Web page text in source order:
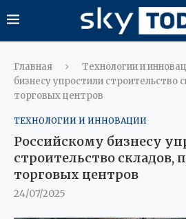
Главная Технологии и
бизнесу упростили строительство
торговых центров
ТЕХНОЛОГИИ И ИННОВАЦИИ
Российскому бизнесу
строительство складов,
торговых центров
24/07/2025